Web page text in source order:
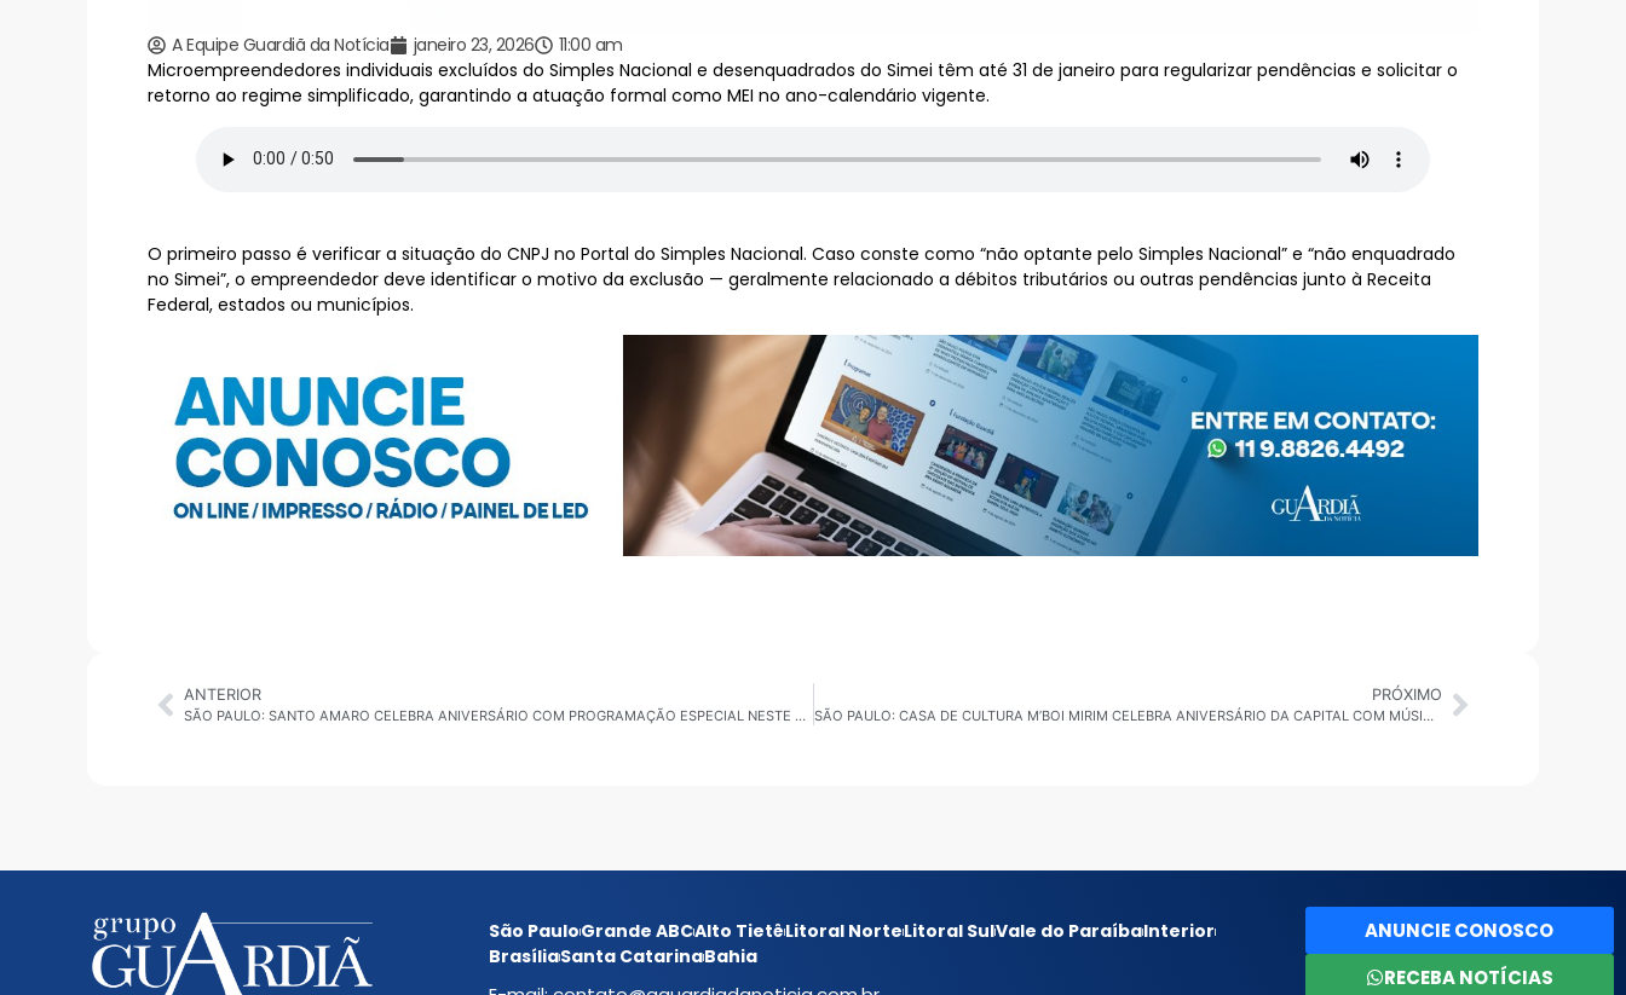
A Equipe Guardiã da Notícia janeiro 23, 2026
11:00 am
Microempreendedores individuais excluídos do Simples Nacional e desenquadrados do Simei têm até 31 de janeiro para regularizar pendências e solicitar o
retorno ao regime simplificado, garantindo a atuação formal como MEI no ano-calendário vigente.
O primeiro passo é verificar a situação do CNPJ no Portal do Simples Nacional. Caso conste como “não optante pelo Simples Nacional” e “não enquadrado
no Simei”, o empreendedor deve identificar o motivo da exclusão — geralmente relacionado a débitos tributários ou outras pendências junto à Receita
Federal, estados ou municípios.
ANTERIOR
SÃO PAULO: SANTO AMARO CELEBRA ANIVERSÁRIO COM PROGRAMAÇÃO ESPECIAL NESTE DOMINGO
PRÓXIMO
SÃO PAULO: CASA DE CULTURA M’BOI MIRIM CELEBRA ANIVERSÁRIO DA CAPITAL COM MÚSICA E CULTURA
São PauloGrande ABCAlto TietêLitoral NorteLitoral SulVale do ParaíbaInterior
BrasíliaSanta CatarinaBahia
ANUNCIE CONOSCO
RECEBA NOTÍCIAS